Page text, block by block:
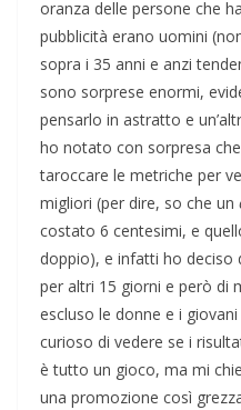
oranza delle persone che
pubblicità erano uomini
sopra i 35 anni e anzi
sono sorprese enormi,
pensarlo in astratto e
ho notato con sorpresa
taroccare le metriche per
migliori (per dire, so che un
costato 6 centesimi, e
doppio), e infatti ho
per altri 15 giorni e però di
escluso le donne e i
curioso di vedere se i
è tutto un gioco, ma mi
una promozione così